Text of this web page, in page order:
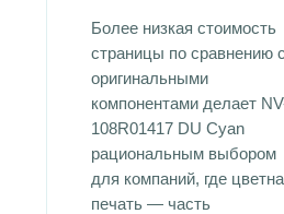
Более низкая стоимость
страницы по сравнению
оригинальными
компонентами делает
108R01417 DU Cyan
рациональным выбором
для компаний, где
печать — часть